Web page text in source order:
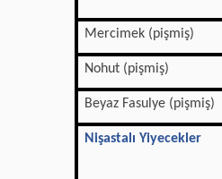
Mercimek (pişmiş)
Nohut (pişmiş)
Beyaz Fasulye (pişmiş)
Nişastalı Yiyecekler